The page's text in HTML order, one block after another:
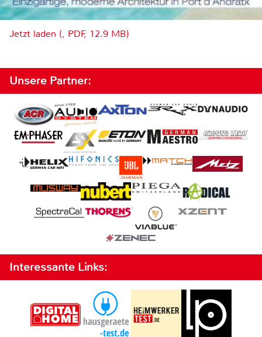
Jetzt laden (, PDF, 12.9 MB)
Unsere Partner:
Interessante Links: